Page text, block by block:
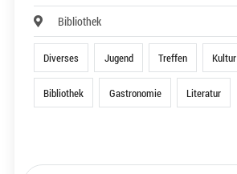
Bibliothek
Diverses Jugend Treffen Kultur
Bibliothek Gastronomie Literatur